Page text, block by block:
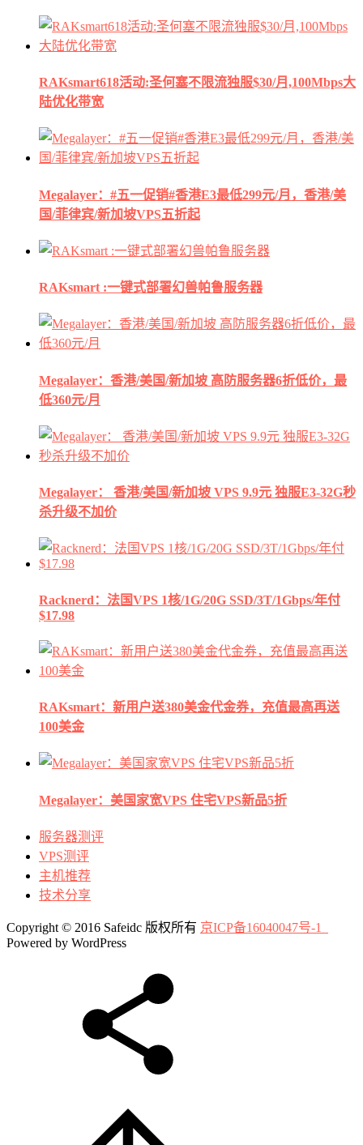
RAKsmart618活动:圣何塞不限流独服$30/月,100Mbps大
陆优化带宽
Megalayer：#五一促销#香港E3最低299元/月，香港/美
国/菲律宾/新加坡VPS五折起
RAKsmart :一键式部署幻兽帕鲁服务器
Megalayer：香港/美国/新加坡 高防服务器6折低价，最
低360元/月
Megalayer： 香港/美国/新加坡 VPS 9.9元 独服E3-32G秒
杀升级不加价
Racknerd：法国VPS 1核/1G/20G SSD/3T/1Gbps/年付
$17.98
RAKsmart：新用户送380美金代金券，充值最高再送
100美金
Megalayer：美国家宽VPS 住宅VPS新品5折
服务器测评
VPS测评
主机推荐
技术分享
Copyright © 2016 Safeidc 版权所有 京ICP备16040047号-1
Powered by WordPress